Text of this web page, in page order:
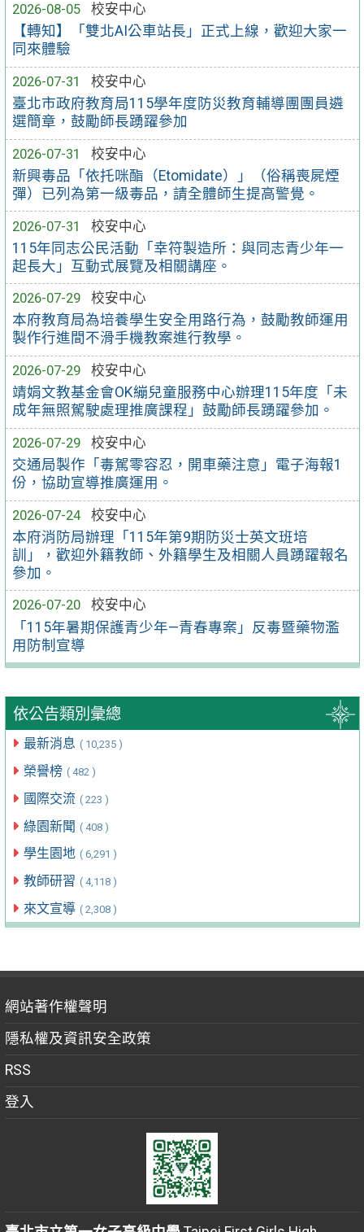
2026-08-05
校安中心
【轉知】「雙北AI公車站長」正式上線，歡迎大家一
同來體驗
2026-07-31
校安中心
臺北市政府教育局115學年度防災教育輔導團團員遴
選簡章，鼓勵師長踴躍參加
2026-07-31
校安中心
新興毒品「依托咪酯（Etomidate）」（俗稱喪屍煙
彈）已列為第一級毒品，請全體師生提高警覺。
2026-07-31
校安中心
115年同志公民活動「幸符製造所：與同志青少年一
起長大」互動式展覽及相關講座。
2026-07-29
校安中心
本府教育局為培養學生安全用路行為，鼓勵教師運用
製作行進間不滑手機教案進行教學。
2026-07-29
校安中心
靖娟文教基金會OK繃兒童服務中心辦理115年度「未
成年無照駕駛處理推廣課程」鼓勵師長踴躍參加。
2026-07-29
校安中心
交通局製作「毒駕零容忍，開車藥注意」電子海報1
份，協助宣導推廣運用。
2026-07-24
校安中心
本府消防局辦理「115年第9期防災士英文班培
訓」，歡迎外籍教師、外籍學生及相關人員踴躍報名
參加。
2026-07-20
校安中心
「115年暑期保護青少年—青春專案」反毒暨藥物濫
用防制宣導
依公告類別彙總
最新消息 ( 10,235 )
榮譽榜 ( 482 )
國際交流 ( 223 )
綠園新聞 ( 408 )
學生園地 ( 6,291 )
教師研習 ( 4,118 )
來文宣導 ( 2,308 )
網站著作權聲明
隱私權及資訊安全政策
RSS
登入